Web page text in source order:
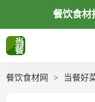
餐饮食材
餐饮食材网 当餐好